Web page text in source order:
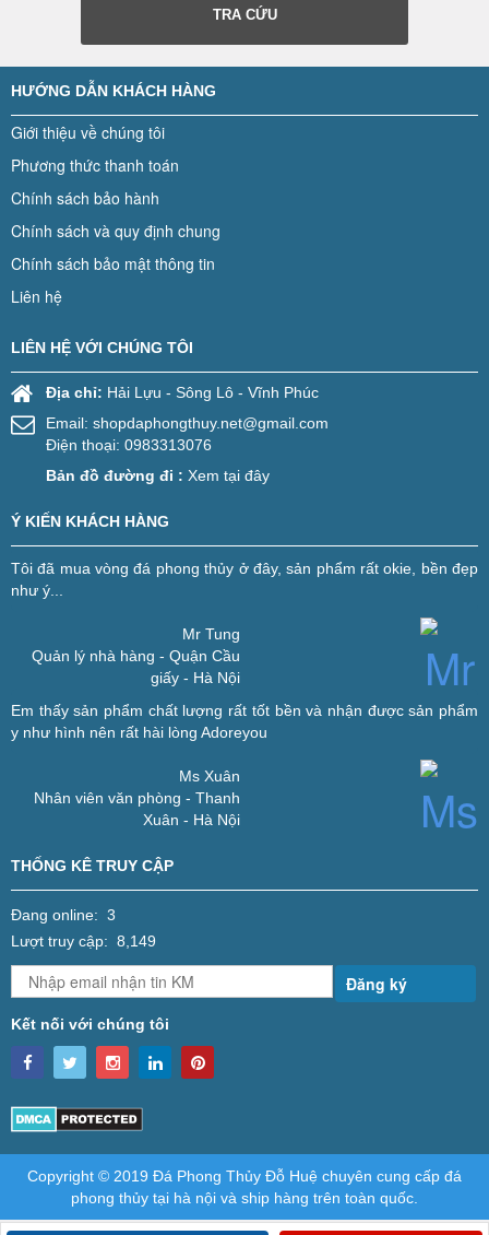
TRA CỨU
HƯỚNG DẪN KHÁCH HÀNG
Giới thiệu về chúng tôi
Phương thức thanh toán
Chính sách bảo hành
Chính sách và quy định chung
Chính sách bảo mật thông tin
Liên hệ
LIÊN HỆ VỚI CHÚNG TÔI
Địa chỉ: Hải Lựu - Sông Lô - Vĩnh Phúc
Email: shopdaphongthuy.net@gmail.com
Điện thoại: 0983313076
Bản đồ đường đi : Xem tại đây
Ý KIẾN KHÁCH HÀNG
Tôi đã mua vòng đá phong thủy ở đây, sản phẩm rất okie, bền đẹp
như ý...
Mr Tung
Quản lý nhà hàng - Quận Cầu
giấy - Hà Nội
Em thấy sản phẩm chất lượng rất tốt bền và nhận được sản phẩm
y như hình nên rất hài lòng Adoreyou
Ms Xuân
Nhân viên văn phòng - Thanh
Xuân - Hà Nội
THỐNG KÊ TRUY CẬP
Đang online: 3
Lượt truy cập: 8,149
Đăng ký
Kết nối với chúng tôi
Copyright © 2019 Đá Phong Thủy Đỗ Huệ chuyên cung cấp đá
phong thủy tại hà nội và ship hàng trên toàn quốc.